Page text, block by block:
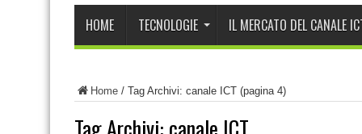
HOME TECNOLOGIE IL MERCATO DEL CANALE
Home / Tag Archivi: canale ICT (pagina 4)